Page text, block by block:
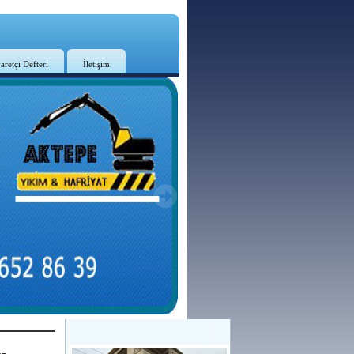
Defteri İletişim